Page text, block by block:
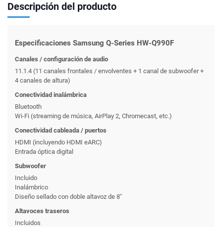
Descripción del producto
Especificaciones Samsung Q-Series HW-Q990F
Canales / configuración de audio
11.1.4 (11 canales frontales / envolventes + 1 canal de subwoofer +
4 canales de altura)
Conectividad inalámbrica
Bluetooth
Wi-Fi (streaming de música, AirPlay 2, Chromecast, etc.)
Conectividad cableada / puertos
HDMI (incluyendo HDMI eARC)
Entrada óptica digital
Subwoofer
Incluido
Inalámbrico
Diseño sellado con doble altavoz de 8″
Altavoces traseros
Incluidos